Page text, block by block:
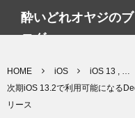
酔いどれオヤジのブ
ログwp
HOME iOS
iOS 13 , …
次期iOS 13.2で利用可能になる
リース